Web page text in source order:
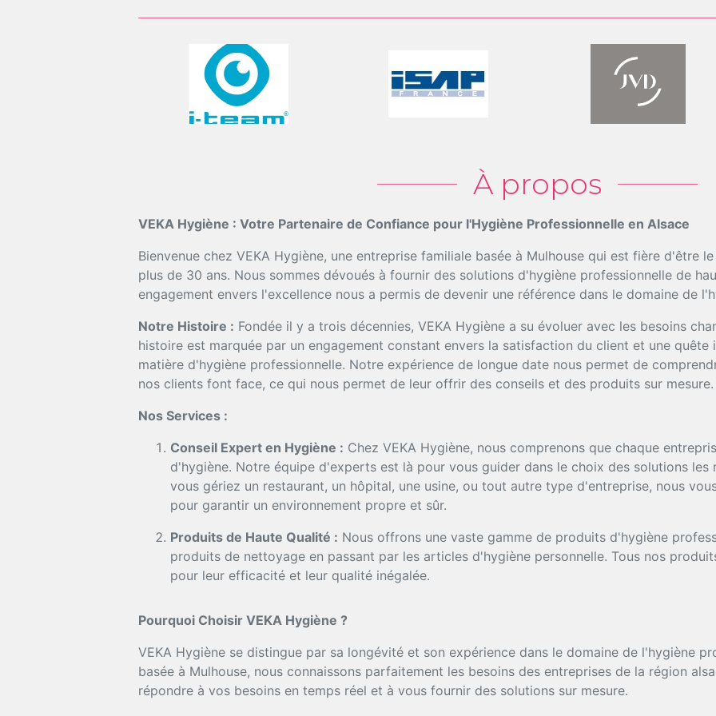
À propos
VEKA Hygiène : Votre Partenaire de Confiance pour l'Hygiène Professionnelle en Alsace
Bienvenue chez VEKA Hygiène, une entreprise familiale basée à Mulhouse qui est fière d'être
plus de 30 ans. Nous sommes dévoués à fournir des solutions d'hygiène professionnelle de
engagement envers l'excellence nous a permis de devenir une référence dans le domaine de
Notre Histoire : Fondée il y a trois décennies, VEKA Hygiène a su évoluer avec les besoins
histoire est marquée par un engagement constant envers la satisfaction du client et une quête
matière d'hygiène professionnelle. Notre expérience de longue date nous permet de
nos clients font face, ce qui nous permet de leur offrir des conseils et des produits sur mesure.
Nos Services :
Conseil Expert en Hygiène : Chez VEKA Hygiène, nous comprenons que chaque
d'hygiène. Notre équipe d'experts est là pour vous guider dans le choix des solutions les
vous gériez un restaurant, un hôpital, une usine, ou tout autre type d'entreprise, nous
pour garantir un environnement propre et sûr.
Produits de Haute Qualité : Nous offrons une vaste gamme de produits d'hygiène
produits de nettoyage en passant par les articles d'hygiène personnelle. Tous nos
pour leur efficacité et leur qualité inégalée.
Pourquoi Choisir VEKA Hygiène ?
VEKA Hygiène se distingue par sa longévité et son expérience dans le domaine de l'hygiène
basée à Mulhouse, nous connaissons parfaitement les besoins des entreprises de la région
répondre à vos besoins en temps réel et à vous fournir des solutions sur mesure.